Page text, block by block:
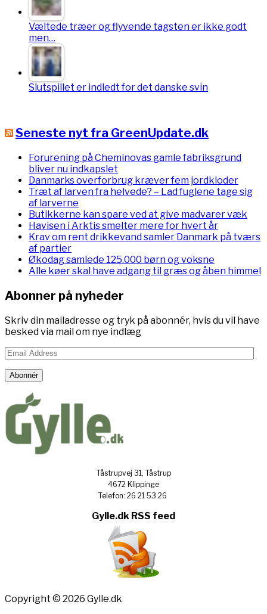
Væltede træer og flyvende tagsten er ikke godt
men…
Slutspillet er indledt for det danske svin
Seneste nyt fra GreenUpdate.dk
Forurening på Cheminovas gamle fabriksgrund
bliver nu indkapslet
Danmarks overforbrug kræver fem jordkloder
Træt af larven fra helvede? – Lad fuglene tage sig
af larverne
Butikkerne kan spare ved at give madvarer væk
Havisen i Arktis smelter mere for hvert år
Krav om rent drikkevand samler Danmark på tværs
af partier
Økodag samlede 125.000 børn og voksne
Alle køer skal have adgang til græs og åben himmel
Abonner på nyheder
Skriv din mailadresse og tryk på abonnér, hvis du vil have
besked via mail om nye indlæg
Email
Address
Abonnér
Tåstrupvej 31, Tåstrup
4672 Klippinge
Telefon: 26 21 53 26
Gylle.dk RSS feed
Copyright © 2026 Gylle.dk